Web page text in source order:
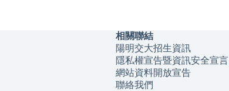
相關聯結
陽明交大招生資訊
隱私權宣告暨資訊安全宣言
網站資料開放宣告
聯絡我們